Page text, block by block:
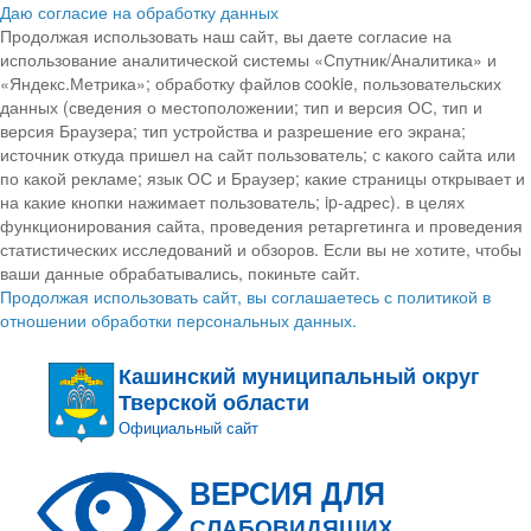
Даю согласие на обработку данных
Продолжая использовать наш сайт, вы даете согласие на
использование аналитической системы «Спутник/Аналитика» и
«Яндекс.Метрика»; обработку файлов cookie, пользовательских
данных (сведения о местоположении; тип и версия ОС, тип и
версия Браузера; тип устройства и разрешение его экрана;
источник откуда пришел на сайт пользователь; с какого сайта или
по какой рекламе; язык ОС и Браузер; какие страницы открывает и
на какие кнопки нажимает пользователь; ip-адрес). в целях
функционирования сайта, проведения ретаргетинга и проведения
статистических исследований и обзоров. Если вы не хотите, чтобы
ваши данные обрабатывались, покиньте сайт.
Продолжая использовать сайт, вы соглашаетесь с политикой в
отношении обработки персональных данных.